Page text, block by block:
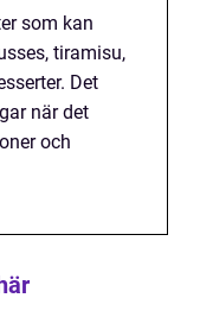
som kan
tiramisu,
Det
när det
och